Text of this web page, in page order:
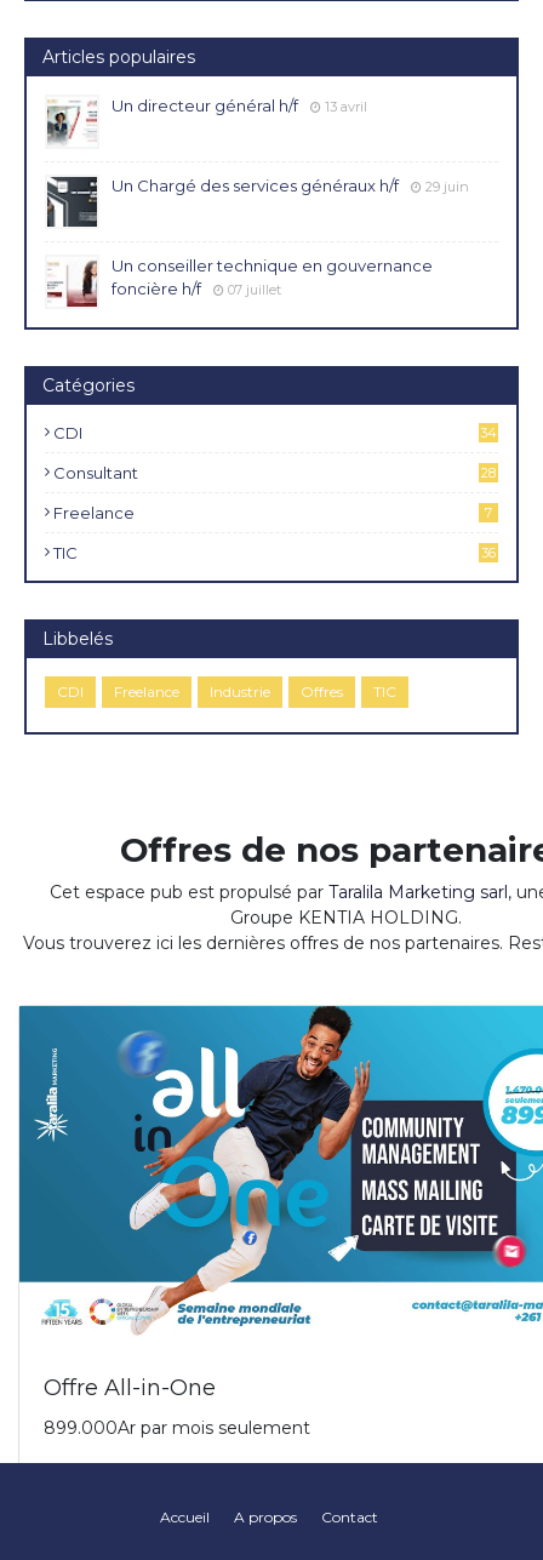
Articles populaires
Un directeur général h/f 13 avril
Un Chargé des services généraux h/f 29 juin
Un conseiller technique en gouvernance
foncière h/f
07 juillet
Catégories
CDI
34
Consultant 28
Freelance 7
TIC 36
Libbelés
CDI Freelance Industrie Offres TIC
Accueil A propos Contact